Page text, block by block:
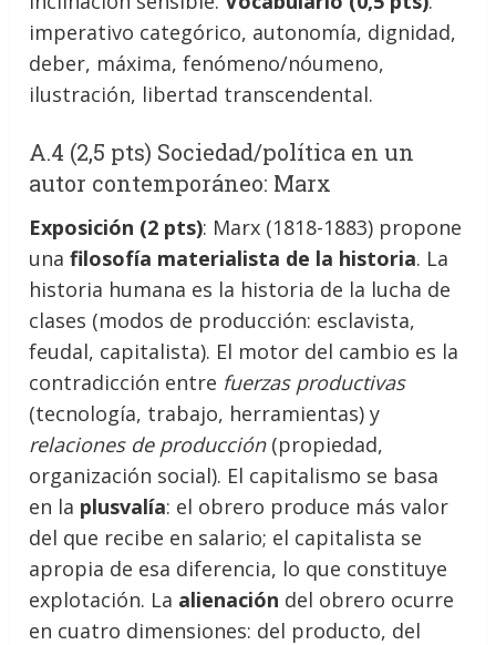
imperativo categórico, autonomía, dignidad,
deber, máxima, fenómeno/nóumeno,
ilustración, libertad transcendental.
A.4 (2,5 pts) Sociedad/política en un
autor contemporáneo: Marx
Exposición (2 pts): Marx (1818-1883) propone
unafilosofía materialista de la historia. La
historia humana es la historia de la lucha de
clases (modos de producción: esclavista,
feudal, capitalista). El motor del cambio es la
contradicción entre fuerzas productivas
(tecnología, trabajo, herramientas) y
relaciones de producción(propiedad,
organización social). El capitalismo se basa
en la plusvalía: el obrero produce más valor
del que recibe en salario; el capitalista se
apropia de esa diferencia, lo que constituye
explotación. La alienación del obrero ocurre
en cuatro dimensiones: del producto, del